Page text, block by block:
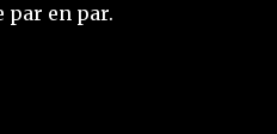
par en par.